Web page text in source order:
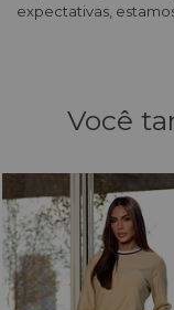
expectativas,
Você